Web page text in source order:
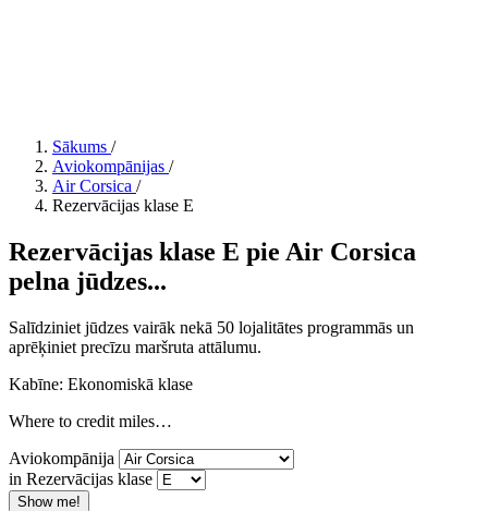
Sākums /
Aviokompānijas /
Air Corsica /
Rezervācijas klase E
Rezervācijas klase E pie Air Corsica
pelna jūdzes...
Salīdziniet jūdzes vairāk nekā 50 lojalitātes programmās un
aprēķiniet precīzu maršruta attālumu.
Kabīne: Ekonomiskā klase
Where to credit miles…
Aviokompānija
in Rezervācijas klase
Show me!